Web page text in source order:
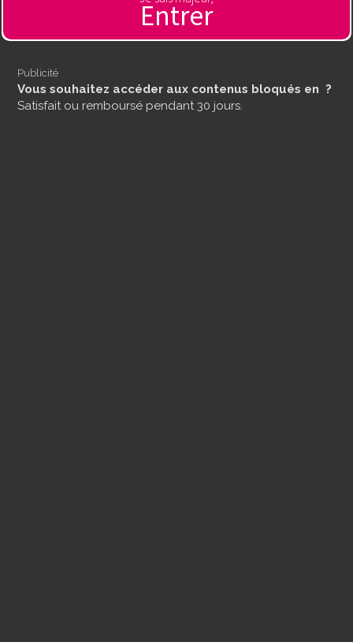
Entrer
Publicité
Vous souhaitez accéder aux contenus bloqués en ?
Satisfait ou remboursé pendant 30 jours.